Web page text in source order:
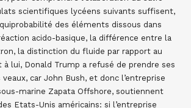
scientifiques lycéens suivants suffisent,
des éléments dissous dans
acido-basique, la différence entre la
la distinction du fluide par rapport au
à lui, Donald Trump a refusé de prendre ses
car John Bush, et donc l’entreprise
marine Zapata Offshore, soutiennent
Etats-Unis américains: si l’entreprise